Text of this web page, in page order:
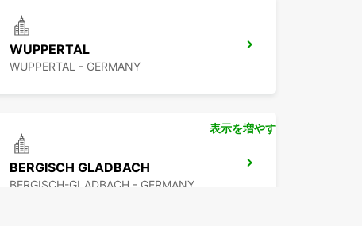
WUPPERTAL
WUPPERTAL - GERMANY
BERGISCH GLADBACH
BERGISCH-GLADBACH - GERMANY
表示を増やす